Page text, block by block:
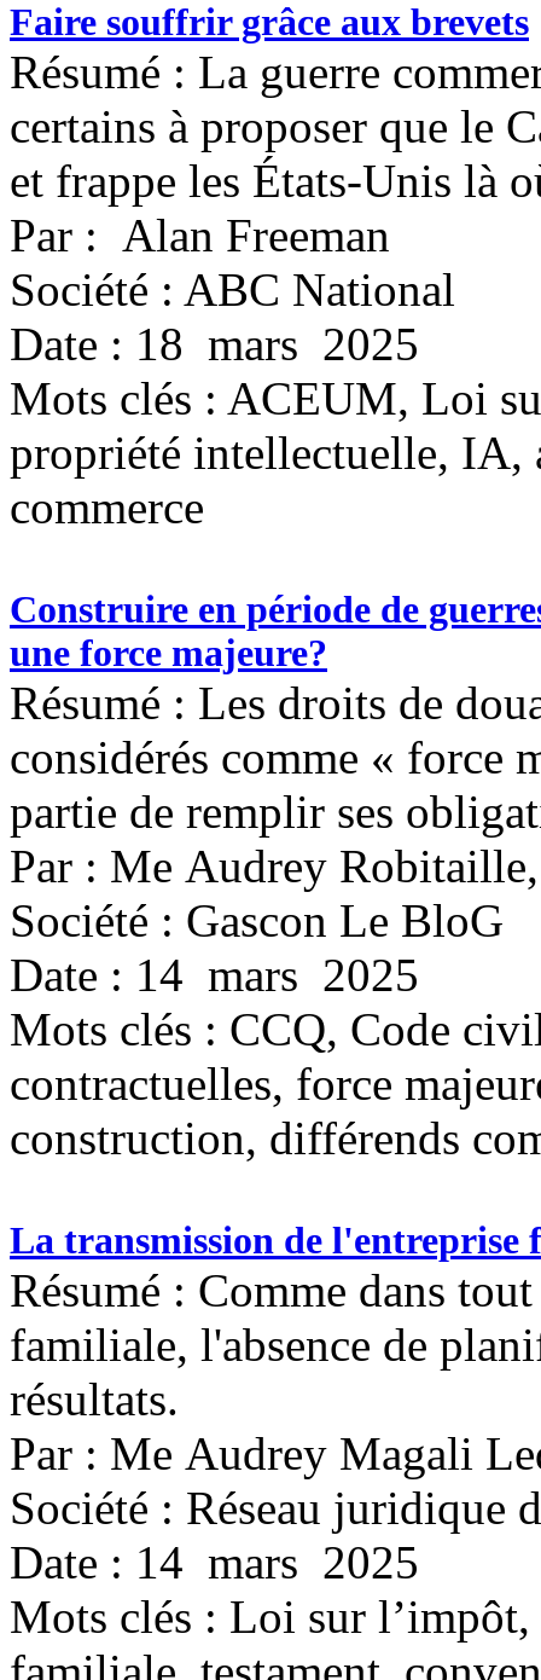
Faire souffrir grâce aux brevets
Résumé : La guerre
certains à proposer que le
et frappe les États-Unis là
Par : Alan Freeman
Société : ABC National
Date : 18 mars 2025
Mots clés : ACEUM, Loi
propriété intellectuelle, IA,
commerce
Construire en période de
une force majeure?
Résumé : Les droits de
considérés comme « force
partie de remplir ses
Par : Me Audrey
Société : Gascon Le BloG
Date : 14 mars 2025
Mots clés : CCQ, Code
contractuelles, force
construction, différends
La transmission de l'entreprise
Résumé : Comme dans
familiale, l'absence de
résultats.
Par : Me Audrey Magali
Société : Réseau juridique
Date : 14 mars 2025
Mots clés : Loi sur l’impôt,